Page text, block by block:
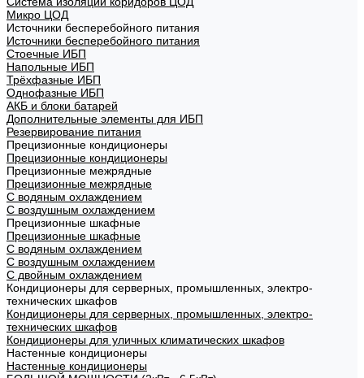
Микро ЦОД
Источники бесперебойного питания
Источники бесперебойного питания
Стоечные ИБП
Напольные ИБП
Трёхфазные ИБП
Однофазные ИБП
АКБ и блоки батарей
Дополнительные элементы для ИБП
Резервирование питания
Прецизионные кондиционеры
Прецизионные кондиционеры
Прецизионные межрядные
Прецизионные межрядные
С водяным охлаждением
С воздушным охлаждением
Прецизионные шкафные
Прецизионные шкафные
С водяным охлаждением
С воздушным охлаждением
С двойным охлаждением
Кондиционеры для серверных, промышленных, электро-
технических шкафов
Кондиционеры для серверных, промышленных, электро-
технических шкафов
Кондиционеры для уличных климатических шкафов
Настенные кондиционеры
Настенные кондиционеры